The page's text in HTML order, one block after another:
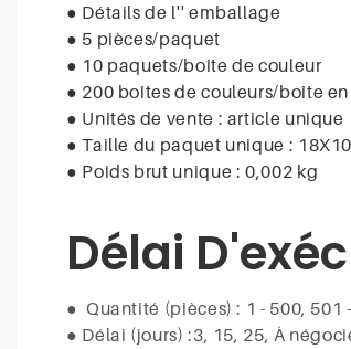
● Détails de l'' emballage
● 5 pièces/paquet
● 10 paquets/boîte de couleur
● 200 boîtes de couleurs/boîte
● Unités de vente : article unique
● Taille du paquet unique :
● Poids brut unique : 0,002 kg
Délai
● Quantité (pièces) : 1 - 500, 501
● Délai (jours) :3, 15, 25, À